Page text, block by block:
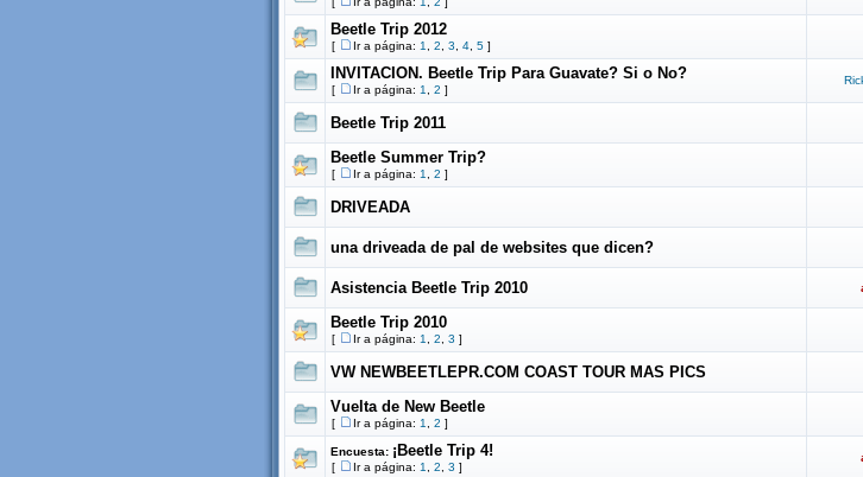
Beetle Trip 2012
[ Ir a página: 1 2 3 4 5 ]
INVITACION. Beetle Trip Para Guavate? Si o No?
[ Ir a página: 1 2 ]
Beetle Trip 2011
Beetle Summer Trip?
[ Ir a página: 1 2 ]
DRIVEADA
una driveada de pal de websites que dicen?
Asistencia Beetle Trip 2010
Beetle Trip 2010
[ Ir a página: 1 2 3 ]
VW NEWBEETLEPR.COM COAST TOUR MAS PICS
Vuelta de New Beetle
[ Ir a página: 1 2 ]
Encuesta: ¡Beetle Trip 4!
[ Ir a página: 1 2 3 ]